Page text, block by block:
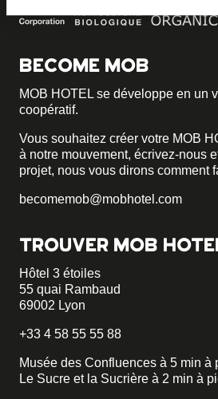
BECOME MOB
MOB HOTEL se développe en un
coopératif.
Vous souhaitez créer votre MOB
à notre mouvement, écrivez-nous
projet, nous vous dirons comment
becomemob@mobhotel.com
TROUVER MOB
Hôtel 3 étoiles
55 quai Rambaud
69002 Lyon
+33 4 58 55 55 88
Musée des Confluences à 5 min à
Le Sucre et la Sucrière à 2 min à